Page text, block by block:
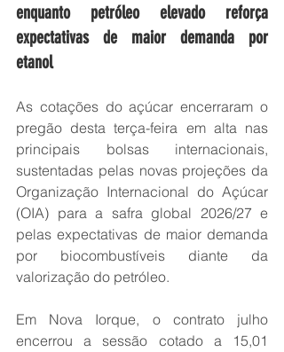
enquanto petróleo elevado reforça
expectativas de maior demanda por
etanol
As cotações do açúcar encerraram o
pregão desta terça-feira em alta nas
principais bolsas internacionais,
sustentadas pelas novas projeções da
Organização Internacional do Açúcar
(OIA) para a safra global 2026/27 e
pelas expectativas de maior demanda
por biocombustíveis diante da
valorização do petróleo.
Em Nova Iorque, o contrato julho
encerrou a sessão cotado a 15,01